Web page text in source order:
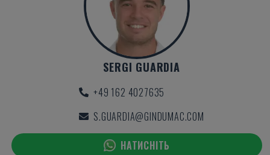
SERGI GUARDIA
+49 162 4027635
S.GUARDIA@GINDUMAC.COM
НАТИСНІТЬ